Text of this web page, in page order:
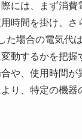
には、まず消
時間を掛け、
た場合の電気代
動するかを把
や、使用時間
り、特定の機